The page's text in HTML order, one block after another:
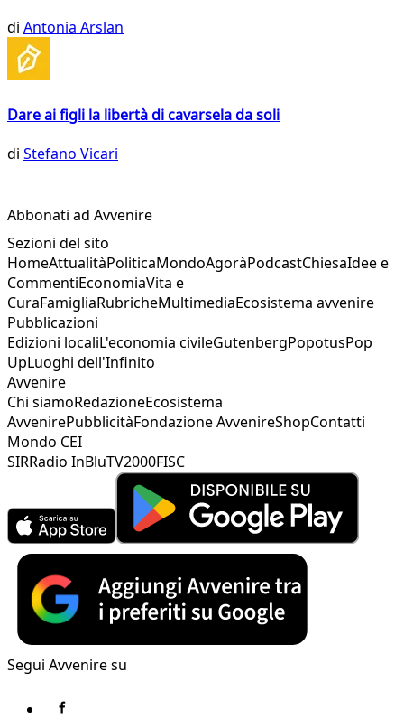
di Antonia Arslan
Dare ai figli la libertà di cavarsela da soli
di Stefano Vicari
Abbonati ad Avvenire
Sezioni del sito
HomeAttualitàPoliticaMondoAgoràPodcastChiesaIdee e
CommentiEconomiaVita e
CuraFamigliaRubricheMultimediaEcosistema avvenire
Pubblicazioni
Edizioni localiL'economia civileGutenbergPopotusPop
UpLuoghi dell'Infinito
Avvenire
Chi siamoRedazioneEcosistema
AvvenirePubblicitàFondazione AvvenireShopContatti
Mondo CEI
SIRRadio InBluTV2000FISC
Segui Avvenire su